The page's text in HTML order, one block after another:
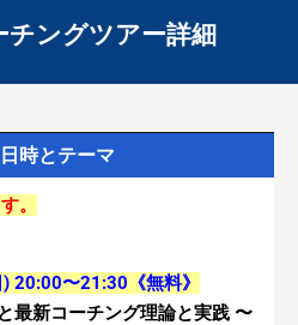
チングツアー詳細
時とテーマ
。
20:00〜21:30《無料》
最新コーチング理論と実践 〜